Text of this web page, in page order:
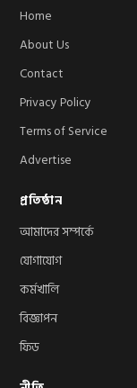
Home
About Us
Contact
Privacy Policy
Terms of Service
Advertise
প্রতিষ্ঠান
আমাদের সম্পর্কে
যোগাযোগ
কর্মখালি
বিজ্ঞাপন
ফিড